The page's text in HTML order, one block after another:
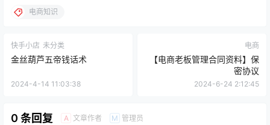
电商知识
快手小店 未分类
金丝葫芦五帝钱话术
2024-4-14 11:03:38
电商
【电商老板管理合同资料】保
密协议
2024-6-24 2:12:45
0 条回复 A 文章作者 M 管理员